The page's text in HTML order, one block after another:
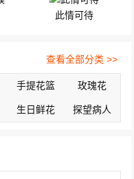
此情可待
查看全部分类 >>
手提花篮 玫瑰花
生日鲜花 探望病人